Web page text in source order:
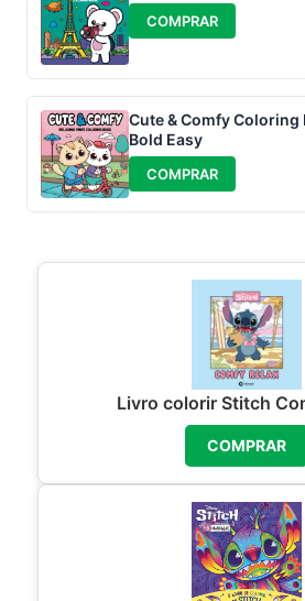
COMPRAR
Cute & Comfy
Bold Easy
COMPRAR
Livro colorir Stitch
COMPRAR